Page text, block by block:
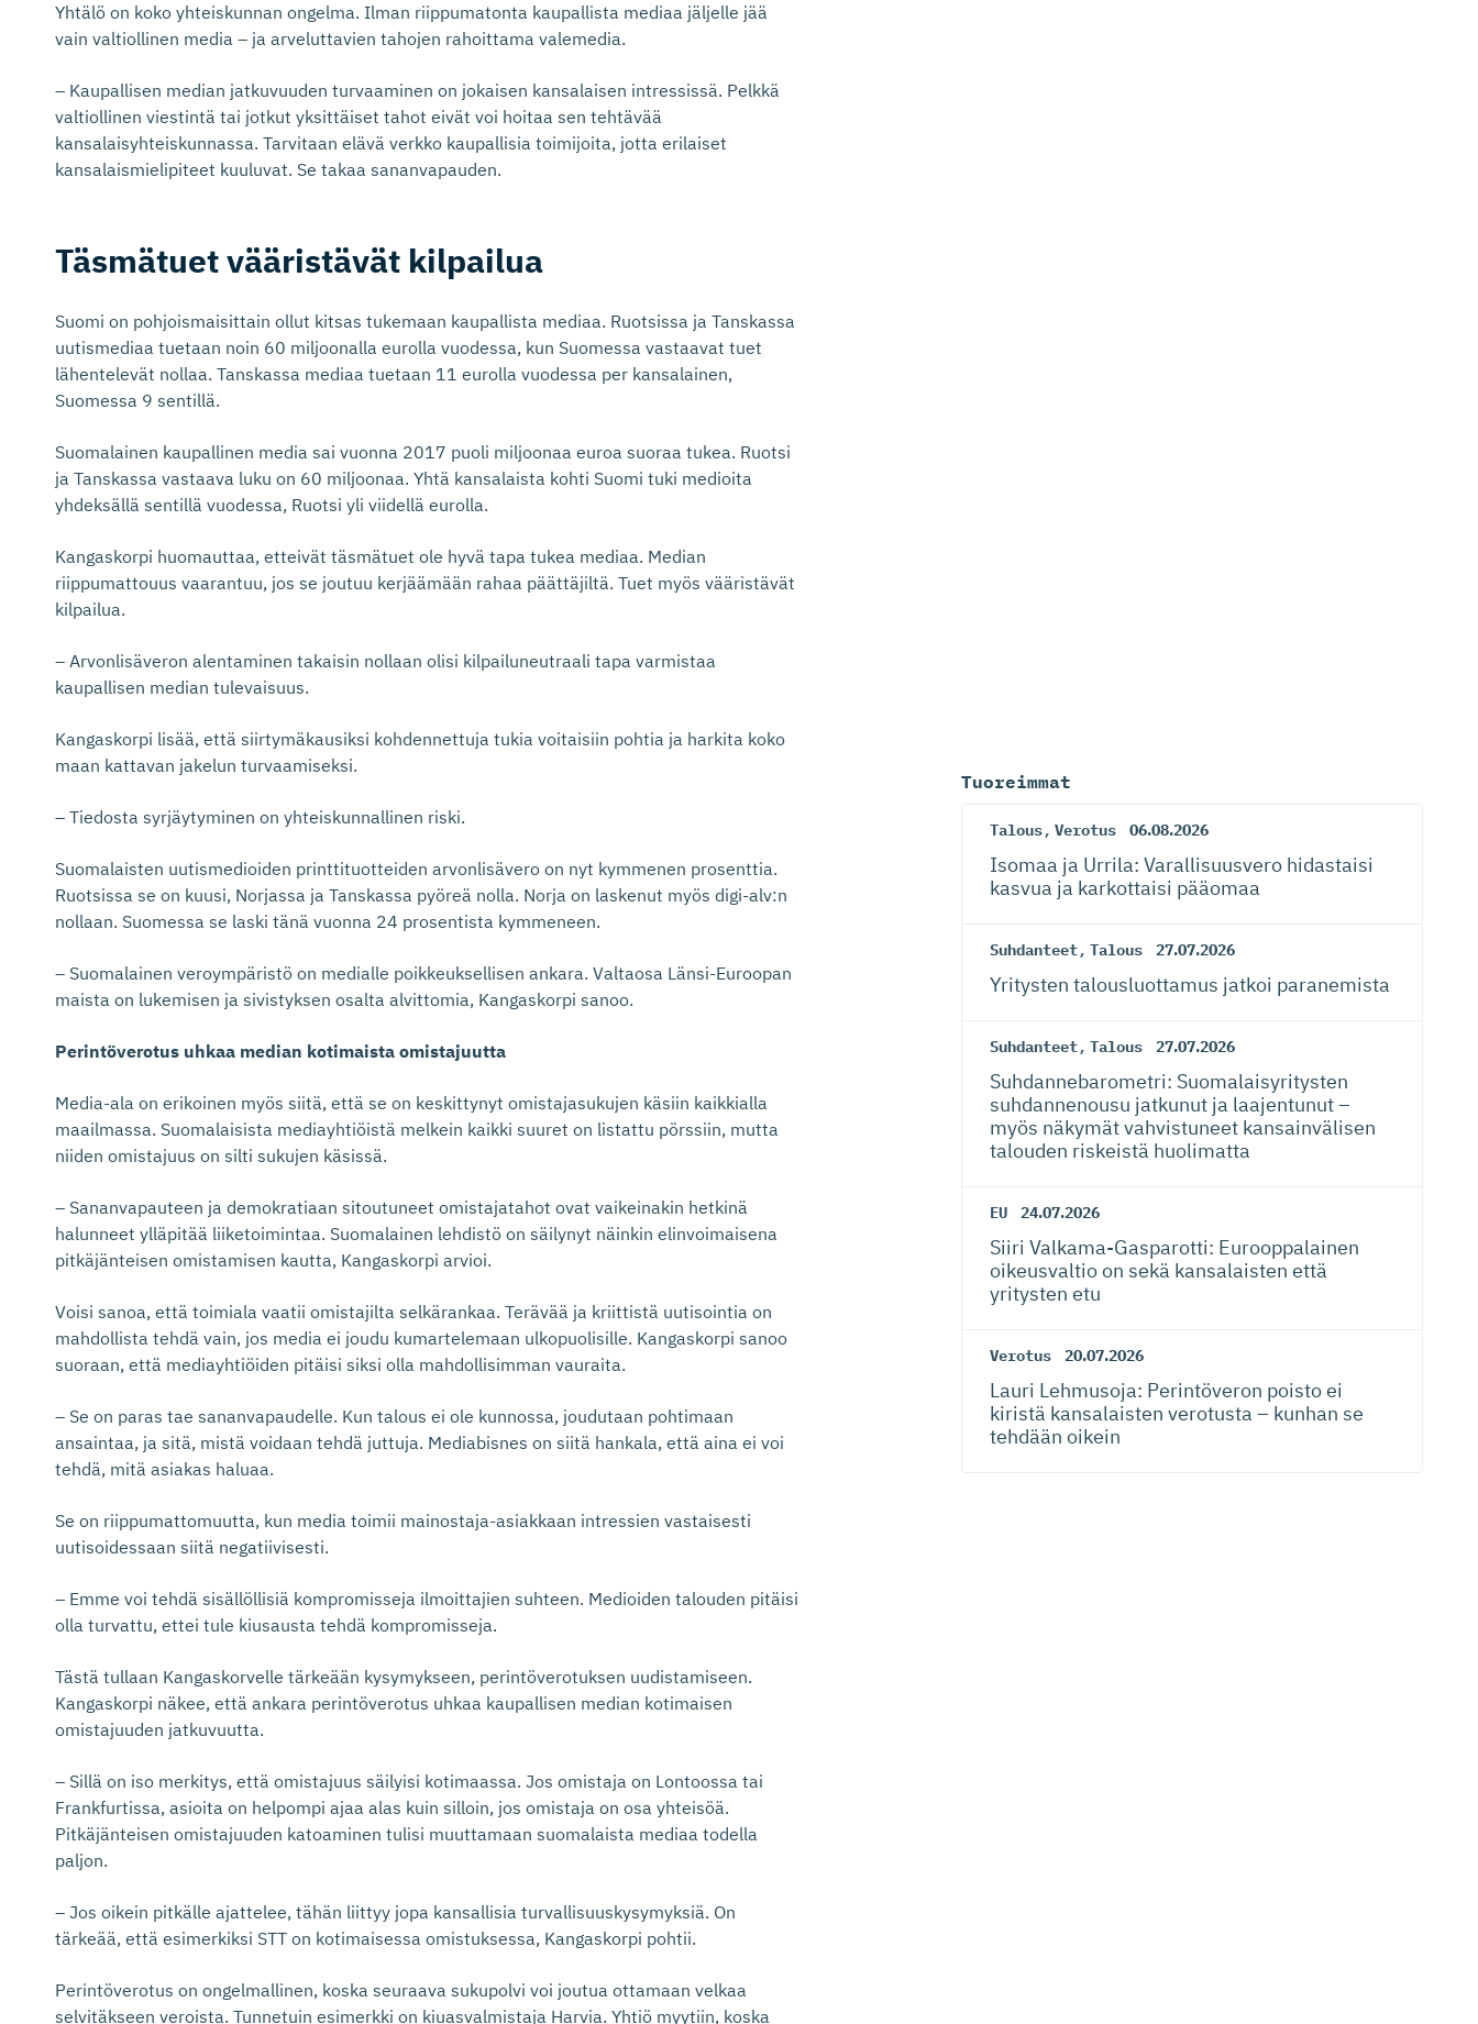
Yhtälö on koko yhteiskunnan ongelma. Ilman riippumatonta kaupallista mediaa jäljelle jää
vain valtiollinen media – ja arveluttavien tahojen rahoittama valemedia.
– Kaupallisen median jatkuvuuden turvaaminen on jokaisen kansalaisen intressissä. Pelkkä
valtiollinen viestintä tai jotkut yksittäiset tahot eivät voi hoitaa sen tehtävää
kansalaisyhteiskunnassa. Tarvitaan elävä verkko kaupallisia toimijoita, jotta erilaiset
kansalaismielipiteet kuuluvat. Se takaa sananvapauden.
Täsmätuet vääristävät kilpailua
Suomi on pohjoismaisittain ollut kitsas tukemaan kaupallista mediaa. Ruotsissa ja Tanskassa
uutismediaa tuetaan noin 60 miljoonalla eurolla vuodessa, kun Suomessa vastaavat tuet
lähentelevät nollaa. Tanskassa mediaa tuetaan 11 eurolla vuodessa per kansalainen,
Suomessa 9 sentillä.
Suomalainen kaupallinen media sai vuonna 2017 puoli miljoonaa euroa suoraa tukea. Ruotsi
ja Tanskassa vastaava luku on 60 miljoonaa. Yhtä kansalaista kohti Suomi tuki medioita
yhdeksällä sentillä vuodessa, Ruotsi yli viidellä eurolla.
Kangaskorpi huomauttaa, etteivät täsmätuet ole hyvä tapa tukea mediaa. Median
riippumattouus vaarantuu, jos se joutuu kerjäämään rahaa päättäjiltä. Tuet myös vääristävät
kilpailua.
– Arvonlisäveron alentaminen takaisin nollaan olisi kilpailuneutraali tapa varmistaa
kaupallisen median tulevaisuus.
Kangaskorpi lisää, että siirtymäkausiksi kohdennettuja tukia voitaisiin pohtia ja harkita koko
maan kattavan jakelun turvaamiseksi.
– Tiedosta syrjäytyminen on yhteiskunnallinen riski.
Suomalaisten uutismedioiden printtituotteiden arvonlisävero on nyt kymmenen prosenttia.
Ruotsissa se on kuusi, Norjassa ja Tanskassa pyöreä nolla. Norja on laskenut myös digi-alv:n
nollaan. Suomessa se laski tänä vuonna 24 prosentista kymmeneen.
– Suomalainen veroympäristö on medialle poikkeuksellisen ankara. Valtaosa Länsi-Euroopan
maista on lukemisen ja sivistyksen osalta alvittomia, Kangaskorpi sanoo.
Perintöverotus uhkaa median kotimaista omistajuutta
Media-ala on erikoinen myös siitä, että se on keskittynyt omistajasukujen käsiin kaikkialla
maailmassa. Suomalaisista mediayhtiöistä melkein kaikki suuret on listattu pörssiin, mutta
niiden omistajuus on silti sukujen käsissä.
– Sananvapauteen ja demokratiaan sitoutuneet omistajatahot ovat vaikeinakin hetkinä
halunneet ylläpitää liiketoimintaa. Suomalainen lehdistö on säilynyt näinkin elinvoimaisena
pitkäjänteisen omistamisen kautta, Kangaskorpi arvioi.
Voisi sanoa, että toimiala vaatii omistajilta selkärankaa. Terävää ja kriittistä uutisointia on
mahdollista tehdä vain, jos media ei joudu kumartelemaan ulkopuolisille. Kangaskorpi sanoo
suoraan, että mediayhtiöiden pitäisi siksi olla mahdollisimman vauraita.
– Se on paras tae sananvapaudelle. Kun talous ei ole kunnossa, joudutaan pohtimaan
ansaintaa, ja sitä, mistä voidaan tehdä juttuja. Mediabisnes on siitä hankala, että aina ei voi
tehdä, mitä asiakas haluaa.
Se on riippumattomuutta, kun media toimii mainostaja-asiakkaan intressien vastaisesti
uutisoidessaan siitä negatiivisesti.
– Emme voi tehdä sisällöllisiä kompromisseja ilmoittajien suhteen. Medioiden talouden pitäisi
olla turvattu, ettei tule kiusausta tehdä kompromisseja.
Tästä tullaan Kangaskorvelle tärkeään kysymykseen, perintöverotuksen uudistamiseen.
Kangaskorpi näkee, että ankara perintöverotus uhkaa kaupallisen median kotimaisen
omistajuuden jatkuvuutta.
– Sillä on iso merkitys, että omistajuus säilyisi kotimaassa. Jos omistaja on Lontoossa tai
Frankfurtissa, asioita on helpompi ajaa alas kuin silloin, jos omistaja on osa yhteisöä.
Pitkäjänteisen omistajuuden katoaminen tulisi muuttamaan suomalaista mediaa todella
paljon.
– Jos oikein pitkälle ajattelee, tähän liittyy jopa kansallisia turvallisuuskysymyksiä. On
tärkeää, että esimerkiksi STT on kotimaisessa omistuksessa, Kangaskorpi pohtii.
Perintöverotus on ongelmallinen, koska seuraava sukupolvi voi joutua ottamaan velkaa
selvitäkseen veroista. Tunnetuin esimerkki on kiuasvalmistaja Harvia. Yhtiö myytiin, koska
Tuoreimmat
Talous, Verotus 06.08.2026
Isomaa ja Urrila: Varallisuusvero hidastaisi
kasvua ja karkottaisi pääomaa
Suhdanteet, Talous 27.07.2026
Yritysten talousluottamus jatkoi paranemista
Suhdanteet, Talous 27.07.2026
Suhdanneba­ro­metri: Suomalaisy­ri­tysten
suhdannenousu jatkunut ja laajentunut –
myös näkymät vahvistuneet kansainvälisen
talouden riskeistä huolimatta
EU 24.07.2026
Siiri Valkama-Gas­pa­rotti: Eurooppalainen
oikeusvaltio on sekä kansalaisten että
yritysten etu
Verotus 20.07.2026
Lauri Lehmusoja: Perintöveron poisto ei
kiristä kansalaisten verotusta – kunhan se
tehdään oikein